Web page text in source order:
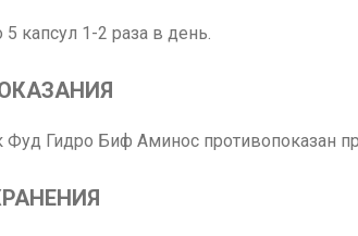
капсул 1-2 раза в день.
Фуд Гидро Биф Аминос противопоказан